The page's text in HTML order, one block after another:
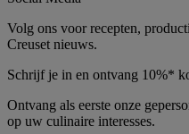
Volg ons voor recepten,
Creuset nieuws.
Schrijf je in en ontvang 10%*
Ontvang als eerste onze
op uw culinaire interesses.